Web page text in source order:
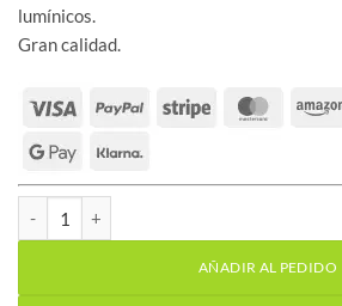
lumínicos.
Gran calidad.
Fotocélula de espejo MOTORLINE MFE
AÑADIR AL PEDIDO